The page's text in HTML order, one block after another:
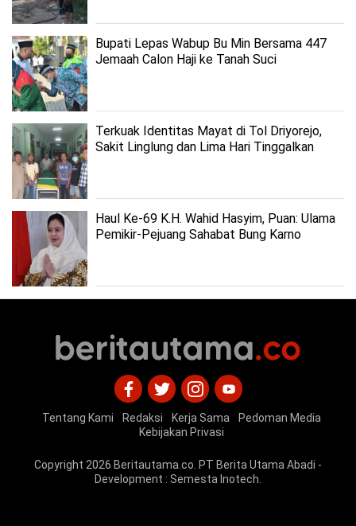
Bupati Lepas Wabup Bu Min Bersama 447
Jemaah Calon Haji ke Tanah Suci
Terkuak Identitas Mayat di Tol Driyorejo,
Sakit Linglung dan Lima Hari Tinggalkan
Haul Ke-69 K.H. Wahid Hasyim, Puan: Ulama
Pemikir-Pejuang Sahabat Bung Karno
Tentang Kami Redaksi Kerja Sama
Pedoman Media
Kebijakan Privasi
Copyright 2026 Beritautama.co . PT Berita Utama Abadi -
Development : Semesta Inotech